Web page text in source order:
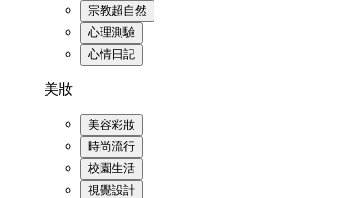
宗教超自然
心理測驗
心情日記
美妝
美容彩妝
時尚流行
校園生活
視覺設計